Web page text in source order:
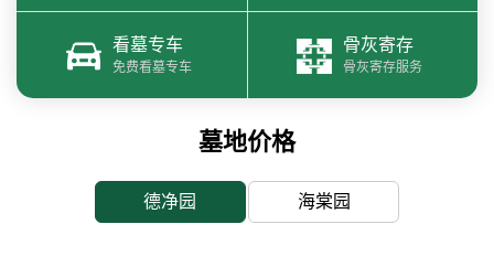
看墓专车
免费看墓专车
骨灰寄存
骨灰寄存服务
墓地价格
德净园 海棠园